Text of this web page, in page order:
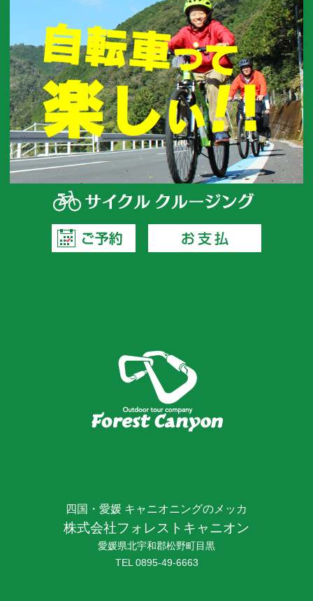
四国・愛媛 キャニオニングのメッカ
株式会社フォレストキャニオン
愛媛県北宇和郡松野町目黒
TEL 0895-49-6663